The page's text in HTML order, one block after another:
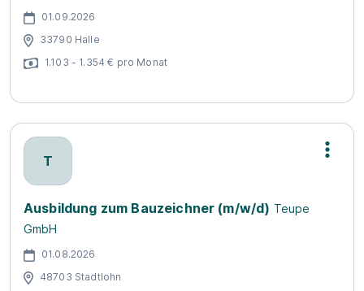
01.09.2026
33790 Halle
1.103 - 1.354 € pro Monat
T
Ausbildung zum Bauzeichner (m/w/d) Teupe
GmbH
01.08.2026
48703 Stadtlohn